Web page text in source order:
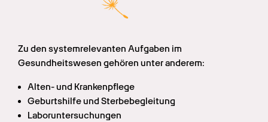
Zu den systemrelevanten Aufgaben im
Gesundheitswesen gehören unter anderem:
Alten- und Krankenpflege
Geburtshilfe und Sterbebegleitung
Laboruntersuchungen